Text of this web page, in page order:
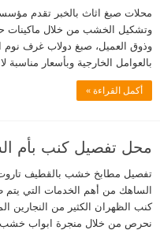
محلات صبغ اثاث بالخبر تقدم
وتشكيل الخشب من خلال ماكينات
وذوق العميل، صبغ دولاب غرف نوم
بالعوامل الخارجية وبأسعار
أكمل القراءة »
محل تفصيل كنب بأم الساهك
تفصيل مطابخ خشب بالقطيف
الساهك من أهم الخدمات التي
كنب الظهران الكثير من النجارين
نحرص من خلال منجرة ابواب خشب